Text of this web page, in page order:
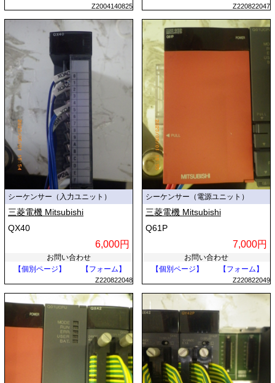
Z2004140825 Z220822047
シーケンサー（入力ユニット）
三菱電機 Mitsubishi
QX40
6,000円
お問い合わせ
【個別ページ】
【フォーム】
Z220822048
シーケンサー（電源ユニット）
三菱電機 Mitsubishi
Q61P
7,000円
お問い合わせ
【個別ページ】
【フォーム】
Z220822049